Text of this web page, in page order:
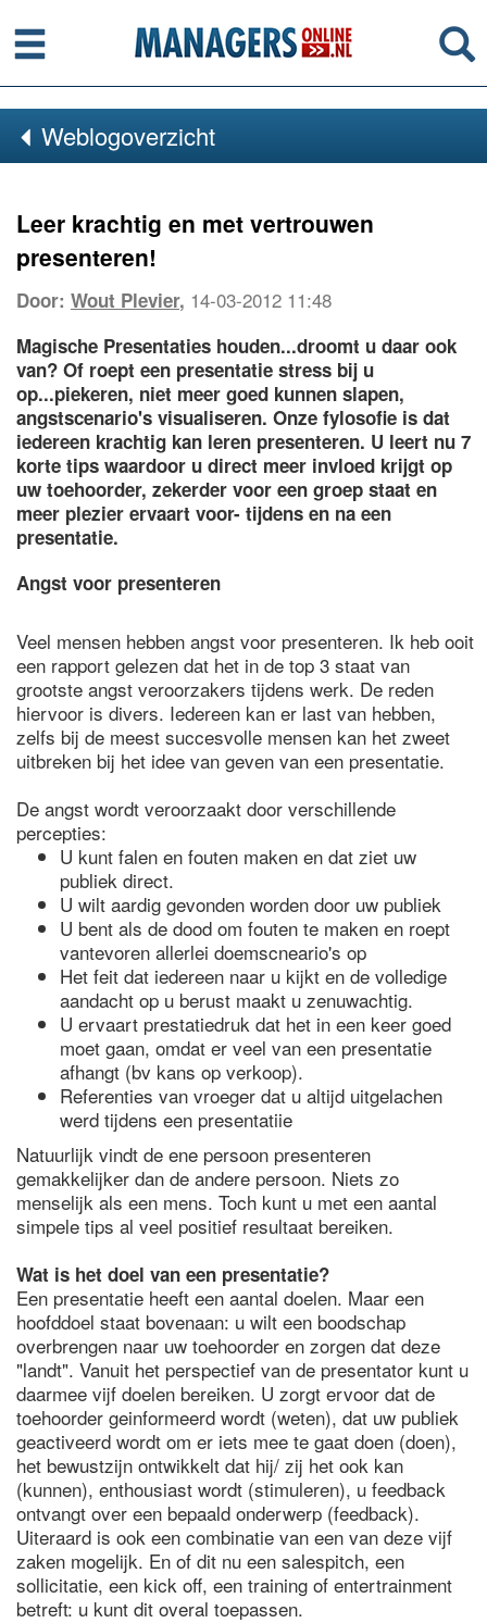
Menu
Weblogoverzicht
Leer krachtig en met vertrouwen
presenteren!
Door: Wout Plevier, 14-03-2012 11:48
Magische Presentaties houden...droomt u daar ook
van? Of roept een presentatie stress bij u
op...piekeren, niet meer goed kunnen slapen,
angstscenario's visualiseren. Onze fylosofie is dat
iedereen krachtig kan leren presenteren. U leert nu 7
korte tips waardoor u direct meer invloed krijgt op
uw toehoorder, zekerder voor een groep staat en
meer plezier ervaart voor- tijdens en na een
presentatie.
Angst voor presenteren
Veel mensen hebben angst voor presenteren. Ik heb ooit
een rapport gelezen dat het in de top 3 staat van
grootste angst veroorzakers tijdens werk. De reden
hiervoor is divers. Iedereen kan er last van hebben,
zelfs bij de meest succesvolle mensen kan het zweet
uitbreken bij het idee van geven van een presentatie.
De angst wordt veroorzaakt door verschillende
percepties:
U kunt falen en fouten maken en dat ziet uw
publiek direct.
U wilt aardig gevonden worden door uw publiek
U bent als de dood om fouten te maken en roept
vantevoren allerlei doemscneario's op
Het feit dat iedereen naar u kijkt en de volledige
aandacht op u berust maakt u zenuwachtig.
U ervaart prestatiedruk dat het in een keer goed
moet gaan, omdat er veel van een presentatie
afhangt (bv kans op verkoop).
Referenties van vroeger dat u altijd uitgelachen
werd tijdens een presentatiie
Natuurlijk vindt de ene persoon presenteren
gemakkelijker dan de andere persoon. Niets zo
menselijk als een mens. Toch kunt u met een aantal
simpele tips al veel positief resultaat bereiken.
Wat is het doel van een presentatie?
Een presentatie heeft een aantal doelen. Maar een
hoofddoel staat bovenaan: u wilt een boodschap
overbrengen naar uw toehoorder en zorgen dat deze
"landt". Vanuit het perspectief van de presentator kunt u
daarmee vijf doelen bereiken. U zorgt ervoor dat de
toehoorder geinformeerd wordt (weten), dat uw publiek
geactiveerd wordt om er iets mee te gaat doen (doen),
het bewustzijn ontwikkelt dat hij/ zij het ook kan
(kunnen), enthousiast wordt (stimuleren), u feedback
ontvangt over een bepaald onderwerp (feedback).
Uiteraard is ook een combinatie van een van deze vijf
zaken mogelijk. En of dit nu een salespitch, een
sollicitatie, een kick off, een training of entertrainment
betreft: u kunt dit overal toepassen.